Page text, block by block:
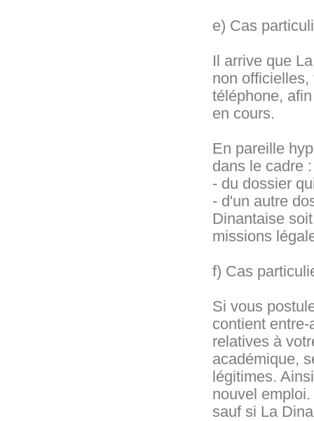
e) Cas
Il arrive que
non
téléphone,
en cours.
En pareille
dans le cadre :
- du dossier
- d'un autre
Dinantaise
missions
f) Cas
Si vous
contient
relatives à
académique,
légitimes.
nouvel
sauf si La